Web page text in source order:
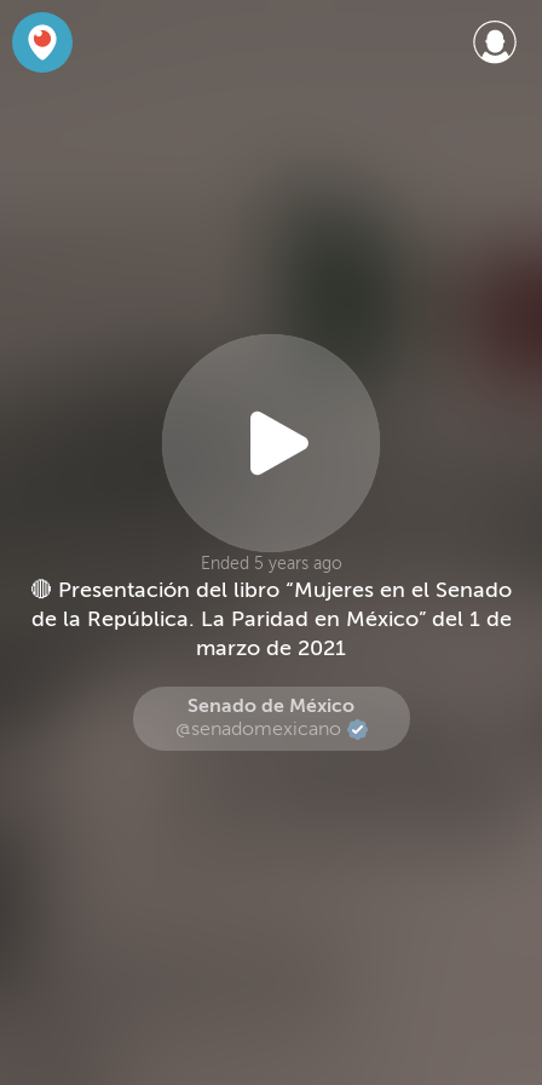
Ended 5 years ago
🔴 Presentación del libro “Mujeres en el Senado
de la República. La Paridad en México” del 1 de
marzo de 2021
Senado de México
@senadomexicano